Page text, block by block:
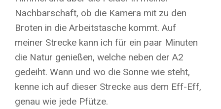
Nachbarschaft, ob die Kamera mit zu den
Broten in die Arbeitstasche kommt. Auf
meiner Strecke kann ich für ein paar Minuten
die Natur genießen, welche neben der A2
gedeiht. Wann und wo die Sonne wie steht,
kenne ich auf dieser Strecke aus dem Eff-Eff,
genau wie jede Pfütze.